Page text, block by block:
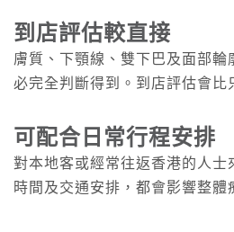
到店評估較直接
膚質、下顎線、雙下巴及面部輪
必完全判斷得到。到店評估會比
可配合日常行程安排
對本地客或經常往返香港的人士
時間及交通安排，都會影響整體